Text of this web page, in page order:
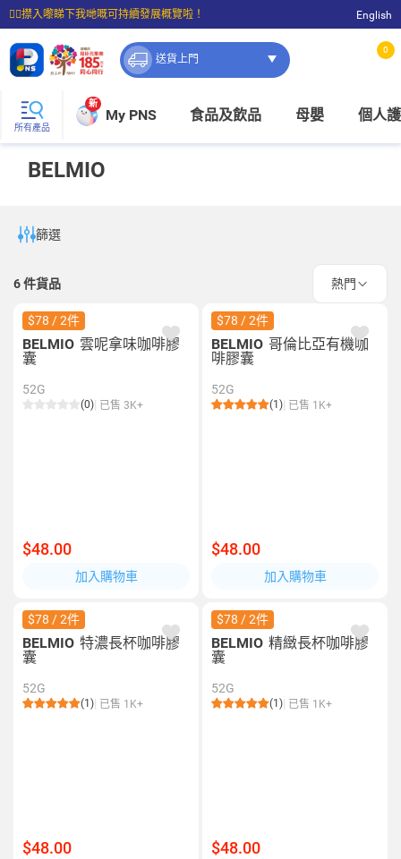
☝🏼㩒入嚟睇下我哋嘅可持續發展概覽啦！
⭐購物滿$399即享免費送貨；滿$100即可免費店取。
English
送貨上門
0
所有產品
新
My PNS 食品及飲品 母嬰 個人
BELMIO
篩選
6件貨品 熱門
$78 / 2件
BELMIO 雲呢拿味咖啡膠
囊
52G
(0) 已售 3K+
$48.00
加入購物車
$78 / 2件
BELMIO 哥倫比亞有機咖
啡膠囊
52G
(1) 已售 1K+
$48.00
加入購物車
$78 / 2件
BELMIO 特濃長杯咖啡膠
囊
52G
(1) 已售 1K+
$48.00
$78 / 2件
BELMIO 精緻長杯咖啡膠
囊
52G
(1) 已售 1K+
$48.00